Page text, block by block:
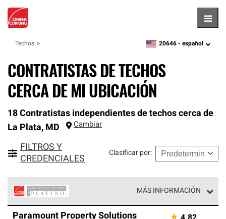
Techos zipcode,language
20646 - español
CONTRATISTAS DE TECHOS
CERCA DE MI UBICACIÓN
18 Contratistas independientes de techos cerca de
La Plata, MD Cambiar
FILTROS Y
CREDENCIALES
Clasificar por:
MÁS INFORMACIÓN
Paramount Property Solutions